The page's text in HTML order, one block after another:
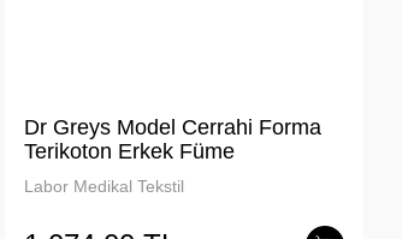
Dr Greys Model Cerrahi Forma
Terikoton Erkek Füme
Labor Medikal Tekstil